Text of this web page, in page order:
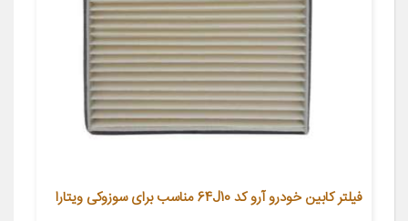
فیلتر کابین خودرو آرو کد 64J10 مناسب برای سوزوکی ویتارا